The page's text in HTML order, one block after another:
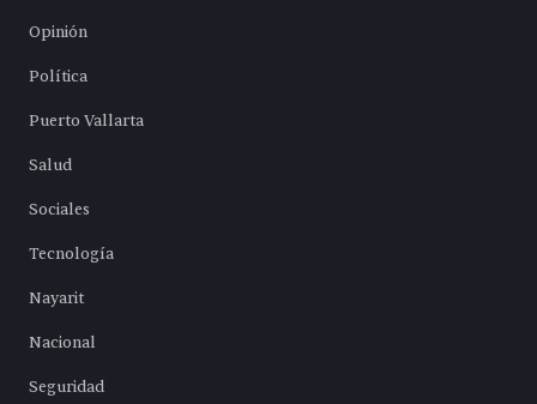
Opinión
Política
Puerto Vallarta
Salud
Sociales
Tecnología
Nayarit
Nacional
Seguridad